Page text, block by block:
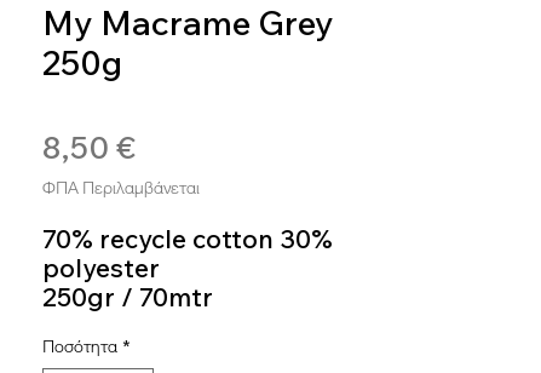
My Macrame Grey
250g
8,50 €Τιμή
ΦΠΑ Περιλαμβάνεται
70% recycle cotton 30%
polyester
250gr / 70mtr
Colour 12
Ποσότητα *